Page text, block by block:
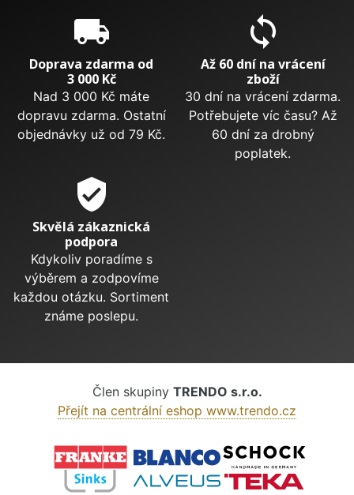
local_shipping
Doprava zdarma od
3 000 Kč
Nad 3 000 Kč máte
dopravu zdarma. Ostatní
objednávky už od 79 Kč.
sync
Až 60 dní na vrácení
zboží
30 dní na vrácení zdarma.
Potřebujete víc času? Až
60 dní za drobný
poplatek.
verified_user
Skvělá zákaznická
podpora
Kdykoliv poradíme s
výběrem a zodpovíme
každou otázku. Sortiment
známe poslepu.
Člen skupiny TRENDO s.r.o.
Přejít na centrální eshop www.trendo.cz